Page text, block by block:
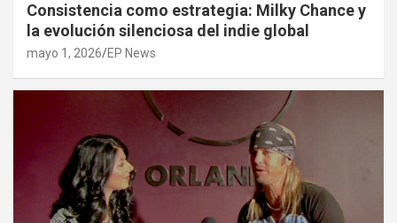
Consistencia como estrategia: Milky Chance y
la evolución silenciosa del indie global
mayo 1, 2026 EP News